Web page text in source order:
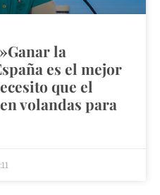
la
es el mejor
que el
volandas para